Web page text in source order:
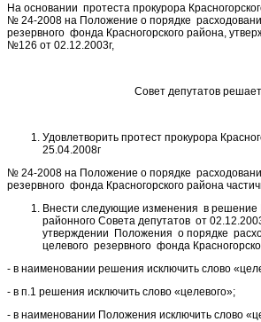
На основании протеста прокурора
№ 24-2008 на Положение о порядке
резервного фонда Красногорского района,
№126 от 02.12.2003г,
Совет депутатов решает
Удовлетворить протест прокурора
25.04.2008г
№ 24-2008 на Положение о порядке
резервного фонда Красногорского района
Внести следующие изменения в решение
районного Совета депутатов от
утверждении Положения о порядке
целевого резервного фонда
- в наименовании решения исключить слово
- в п.1 решения исключить слово «целевого»;
- в наименовании Положения исключить слово